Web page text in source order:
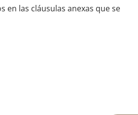
las cláusulas anexas que se